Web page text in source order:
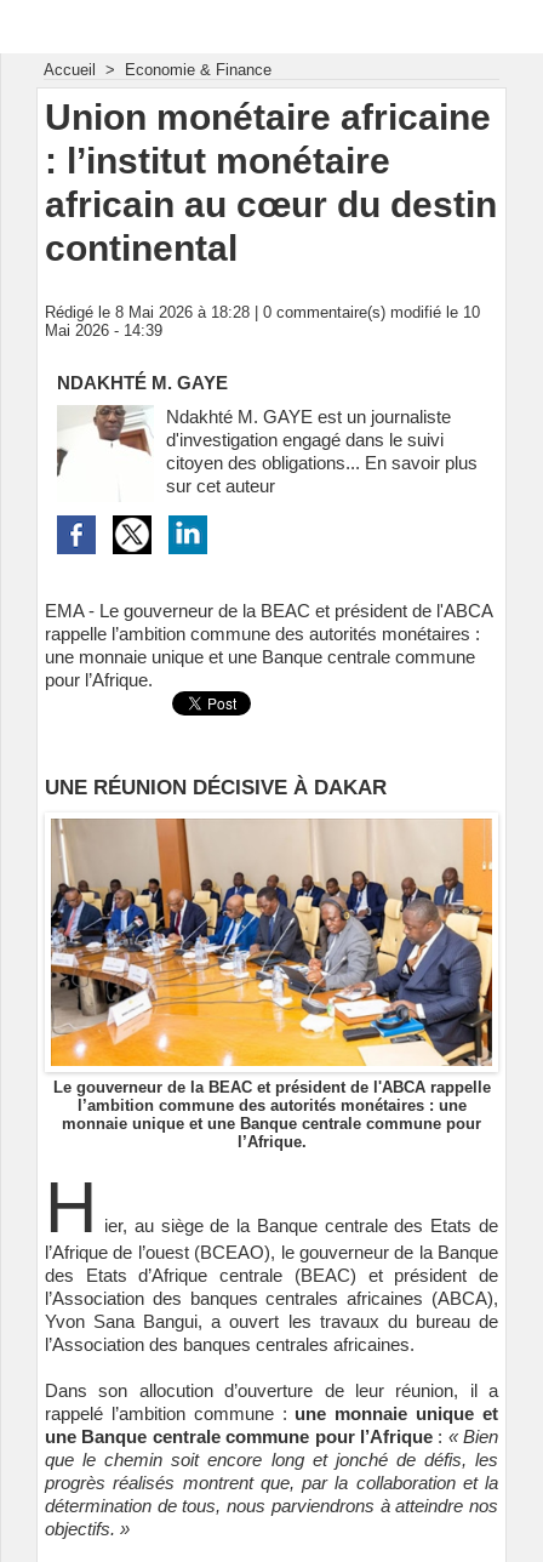
Accueil > Economie & Finance
Union monétaire africaine
: l’institut monétaire
africain au cœur du destin
continental
Rédigé le 8 Mai 2026 à 18:28 | 0 commentaire(s) modifié le 10
Mai 2026 - 14:39
NDAKHTÉ M. GAYE
Ndakhté M. GAYE est un journaliste
d'investigation engagé dans le suivi
citoyen des obligations... En savoir plus
sur cet auteur
EMA - Le gouverneur de la BEAC et président de l'ABCA
rappelle l’ambition commune des autorités monétaires :
une monnaie unique et une Banque centrale commune
pour l’Afrique.
UNE RÉUNION DÉCISIVE À DAKAR
Le gouverneur de la BEAC et président de l'ABCA rappelle
l’ambition commune des autorités monétaires : une
monnaie unique et une Banque centrale commune pour
l’Afrique.
H
ier, au siège de la Banque centrale des Etats de
l’Afrique de l’ouest (BCEAO), le gouverneur de la Banque
des Etats d’Afrique centrale (BEAC) et président de
l’Association des banques centrales africaines (ABCA),
Yvon Sana Bangui, a ouvert les travaux du bureau de
l’Association des banques centrales africaines.
Dans son allocution d’ouverture de leur réunion, il a
rappelé l’ambition commune : une monnaie unique et
une Banque centrale commune pour l’Afrique: « Bien
que le chemin soit encore long et jonché de défis, les
progrès réalisés montrent que, par la collaboration et la
détermination de tous, nous parviendrons à atteindre nos
objectifs. »